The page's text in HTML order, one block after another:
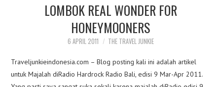
CONTACTLOMBOK REAL WONDER FOR
HONEYMOONERS
6 APRIL 2011 THE TRAVEL JUNKIE
Traveljunkieindonesia.com – Blog posting kali ini adalah artikel
untuk Majalah diRadio Hardrock Radio Bali, edisi 9 Mar-Apr 2011.